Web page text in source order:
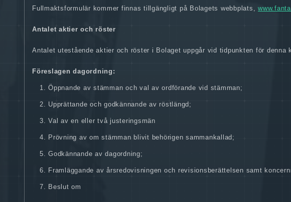
Fullmaktsformulär kommer finnas tillgängligt på Bolagets webbplats,
Antalet aktier och röster
Antalet utestående aktier och röster i Bolaget uppgår vid tidpunkten för denna
Föreslagen dagordning:
Öppnande av stämman och val av ordförande vid stämman;
Upprättande och godkännande av röstlängd;
Val av en eller två justeringsmän
Prövning av om stämman blivit behörigen sammankallad;
Godkännande av dagordning;
Framläggande av årsredovisningen och revisionsberättelsen samt
Beslut om